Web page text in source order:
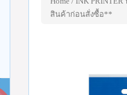
สินค้าก่อนสั่งซื้อ**